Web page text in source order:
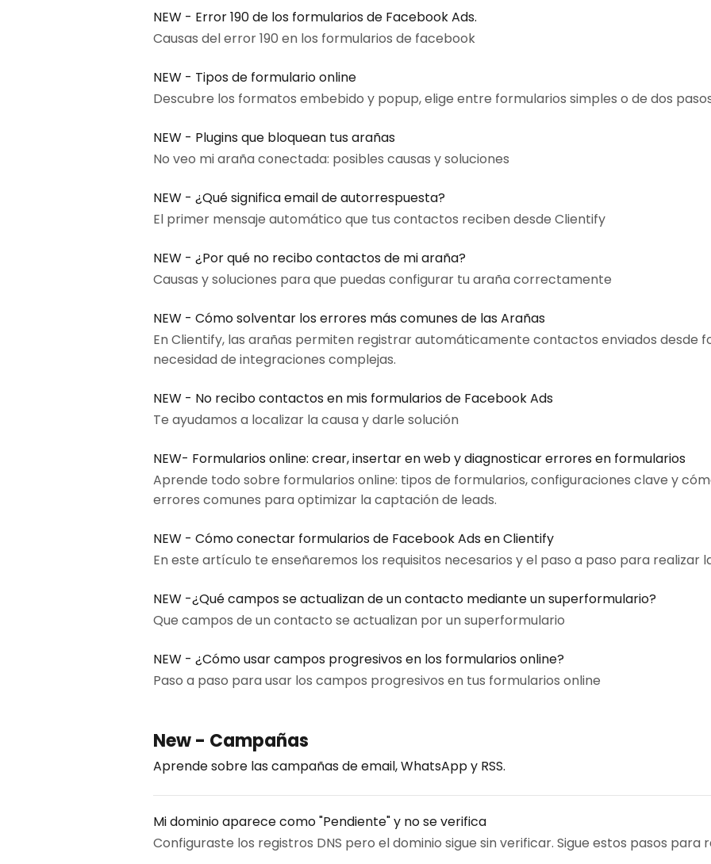
NEW - Error 190 de los formularios de Facebook Ads.
Causas del error 190 en los formularios de facebook
NEW - Tipos de formulario online
Descubre los formatos embebido y popup, elige entre formularios simples o de dos
NEW - Plugins que bloquean tus arañas
No veo mi araña conectada: posibles causas y soluciones
NEW - ¿Qué significa email de autorrespuesta?
El primer mensaje automático que tus contactos reciben desde Clientify
NEW - ¿Por qué no recibo contactos de mi araña?
Causas y soluciones para que puedas configurar tu araña correctamente
NEW - Cómo solventar los errores más comunes de las Arañas
En Clientify, las arañas permiten registrar automáticamente contactos enviados desde
necesidad de integraciones complejas.
NEW - No recibo contactos en mis formularios de Facebook Ads
Te ayudamos a localizar la causa y darle solución
NEW- Formularios online: crear, insertar en web y diagnosticar errores en formularios
Aprende todo sobre formularios online: tipos de formularios, configuraciones clave y
errores comunes para optimizar la captación de leads.
NEW - Cómo conectar formularios de Facebook Ads en Clientify
En este artículo te enseñaremos los requisitos necesarios y el paso a paso para realizar
NEW -¿Qué campos se actualizan de un contacto mediante un superformulario?
Que campos de un contacto se actualizan por un superformulario
NEW - ¿Cómo usar campos progresivos en los formularios online?
Paso a paso para usar los campos progresivos en tus formularios online
New - Campañas
Aprende sobre las campañas de email, WhatsApp y RSS.
Mi dominio aparece como "Pendiente" y no se verifica
Configuraste los registros DNS pero el dominio sigue sin verificar. Sigue estos pasos para